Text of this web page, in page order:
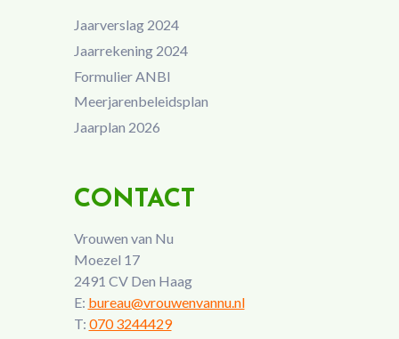
Jaarverslag 2024
Jaarrekening 2024
Formulier ANBI
Meerjarenbeleidsplan
Jaarplan 2026
CONTACT
Vrouwen van Nu
Moezel 17
2491 CV Den Haag
E: bureau@vrouwenvannu.nl
T: 070 3244429